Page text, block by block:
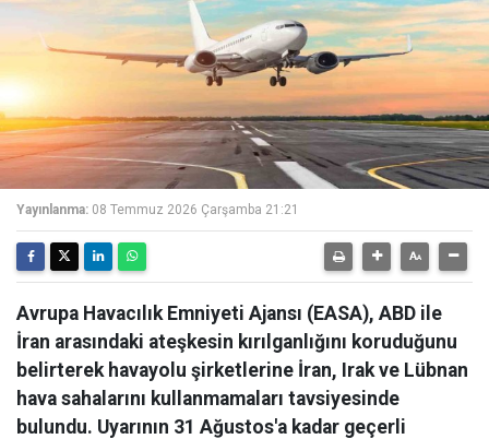
Yayınlanma: 08 Temmuz 2026 Çarşamba 21:21
Avrupa Havacılık Emniyeti Ajansı (EASA), ABD ile
İran arasındaki ateşkesin kırılganlığını koruduğunu
belirterek havayolu şirketlerine İran, Irak ve Lübnan
hava sahalarını kullanmamaları tavsiyesinde
bulundu. Uyarının 31 Ağustos'a kadar geçerli